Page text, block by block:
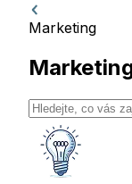
Marketing